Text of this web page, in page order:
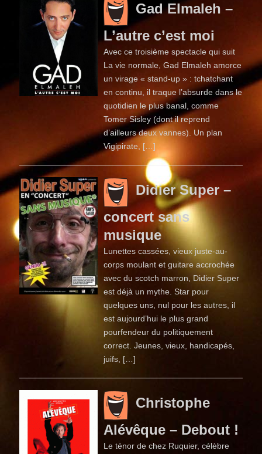
Gad Elmaleh –
L’autre c’est moi
Avec ce troisième spectacle qui suit
La vie normale, Gad Elmaleh amorce
un virage « stand-up » : tchatchant
en continu, il traque l’absurde dans le
quotidien le plus banal, comme
Tomer Sisley (dont il reprend
d’ailleurs deux vannes). Un plan
Vigipirate, […]
Didier Super –
concert sans
musique
Lunettes cassées, vieux juste-au-
corps moulant et guitare accrochée
avec du scotch marron, Didier Super
est déjà un mythe. Star pour
quelques uns, nul pour les autres, il
est aujourd’hui le plus grand
pourfendeur du politiquement
correct. Jeunes, vieux, handicapés,
juifs, […]
Christophe
Alévêque – Debout !
Le ténor de chez Ruquier, célèbre